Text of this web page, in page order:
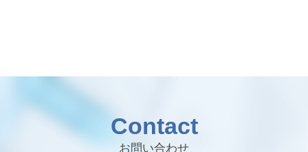
Contact
お問い合わせ